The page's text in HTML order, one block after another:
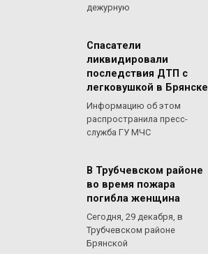
дежурную
Спасатели
ликвидировали
последствия ДТП с
легковушкой в Брянске
Информацию об этом
распространила пресс-
служба ГУ МЧС
В Трубчевском районе
во время пожара
погибла женщина
Сегодня, 29 декабря, в
Трубчевском районе
Брянской